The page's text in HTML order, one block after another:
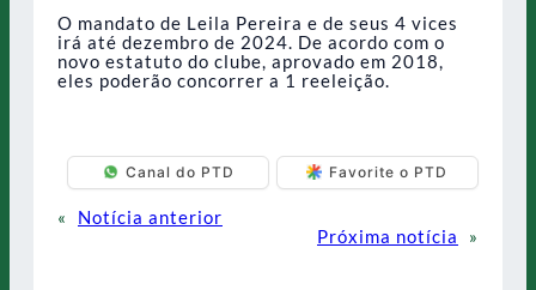
O mandato de Leila Pereira e de seus 4 vices
irá até dezembro de 2024. De acordo com o
novo estatuto do clube, aprovado em 2018,
eles poderão concorrer a 1 reeleição.
Canal do PTD Favorite o PTD
«
Notícia anterior
Próxima notícia
»